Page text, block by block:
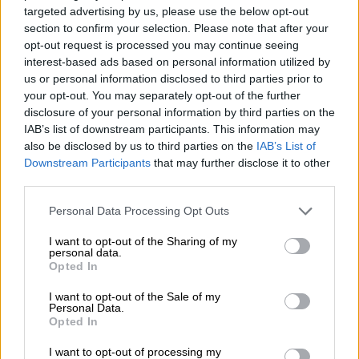
targeted advertising by us, please use the below opt-out
section to confirm your selection. Please note that after your
opt-out request is processed you may continue seeing
interest-based ads based on personal information utilized by
us or personal information disclosed to third parties prior to
your opt-out. You may separately opt-out of the further
disclosure of your personal information by third parties on the
IAB’s list of downstream participants. This information may
also be disclosed by us to third parties on the IAB’s List of
Downstream Participants that may further disclose it to other
Please note that this website/app uses one or more Google
not limited to your visit or usage behaviour. You may click to
grant or deny consent to Google and its third-party tags to
use your data for below specified purposes in below Google
consent section.
Personal Data Processing Opt Outs
I want to opt-out of the Sharing of my
personal data.
Opted In
I want to opt-out of the Sale of my
Personal Data.
Opted In
I want to opt-out of processing my
Το δημοσίευμα από το 1994
Δημοσίευμα της εφημερίδας The Morning
Call, με ημερομηνία 23 Οκτωβρίου 1994,
χαρακτήριζε την υπόθεση ως «απαγωγή από
άγνωστο δράστη». Μέχρι στιγμής δεν έχει
πραγματοποιηθεί καμία σύλληψη.
Οι αρχές ανέφεραν ότιη υπόθεση παρέμεινε
ανεξιχνίαστη για χρόνια χωρίς ποτέ να
περιοδικά από ειδική ομάδα για υποθέσεις
που έχουν «παγώσει».